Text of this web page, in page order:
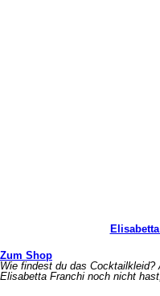
Zum Shop
Wie findest du das
Elisabetta Franchi noch nicht